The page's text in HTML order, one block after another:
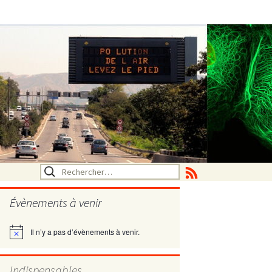
Rechercher :
Évènements à venir
Notice Il n’y a pas d’évènements à venir.